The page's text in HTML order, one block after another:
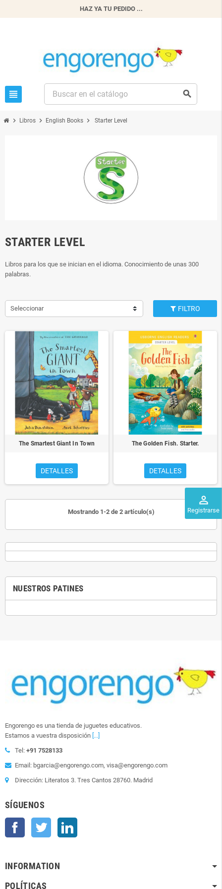
HAZ YA TU PEDIDO ...
view_headline search
perm_identity
Registrarse
chevron_right Libros chevron_right English Books chevron_right Starter Level
NUESTROS PATINES
STARTER LEVEL
Libros para los que se inician en el idioma. Conocimiento de unas 300
palabras.
Seleccionar FILTRO
The Smartest Giant In Town
DETALLES
The Golden Fish. Starter.
DETALLES
Mostrando 1-2 de 2 artículo(s)
Engorengo es una tienda de juguetes educativos.
Estamos a vuestra disposición [...]
Tel: +91 7528133
Email: bgarcia@engorengo.com, visa@engorengo.com
Dirección: Literatos 3. Tres Cantos 28760. Madrid
SÍGUENOS
Facebook Twitter
INFORMATION
POLÍTICAS